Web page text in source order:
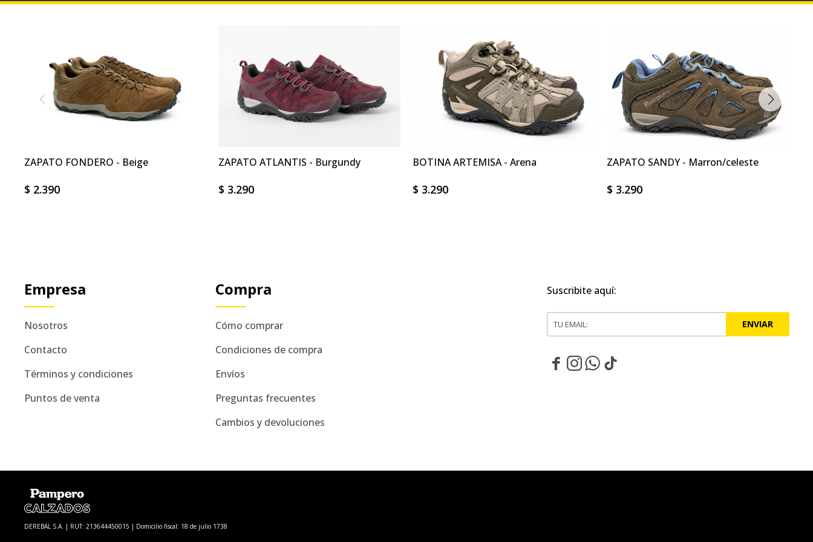
ZAPATO FONDERO - Beige
$ 2.390
ZAPATO ATLANTIS - Burgundy
$ 3.290
BOTINA ARTEMISA - Arena
$ 3.290
ZAPATO SANDY - Marron/celeste
$ 3.290
Empresa
Nosotros
Contacto
Términos y condiciones
Puntos de venta
Compra
Cómo comprar
Condiciones de compra
Envíos
Preguntas frecuentes
Cambios y devoluciones
Suscribite aquí:
ENVIAR
   
DEREBAL S.A. | RUT: 213644450015 | Domicilio fiscal: 18 de julio 1738